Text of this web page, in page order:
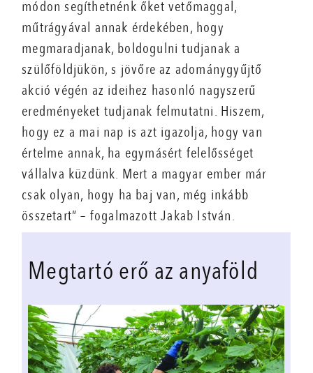
módon segíthetnénk őket vetőmaggal,
műtrágyával annak érdekében, hogy
megmaradjanak, boldogulni tudjanak a
szülőföldjükön, s jövőre az adománygyűjtő
akció végén az ideihez hasonló nagyszerű
eredményeket tudjanak felmutatni. Hiszem,
hogy ez a mai nap is azt igazolja, hogy van
értelme annak, ha egymásért felelősséget
vállalva küzdünk. Mert a magyar ember már
csak olyan, hogy ha baj van, még inkább
összetart” – fogalmazott Jakab István.
Megtartó erő az anyaföld